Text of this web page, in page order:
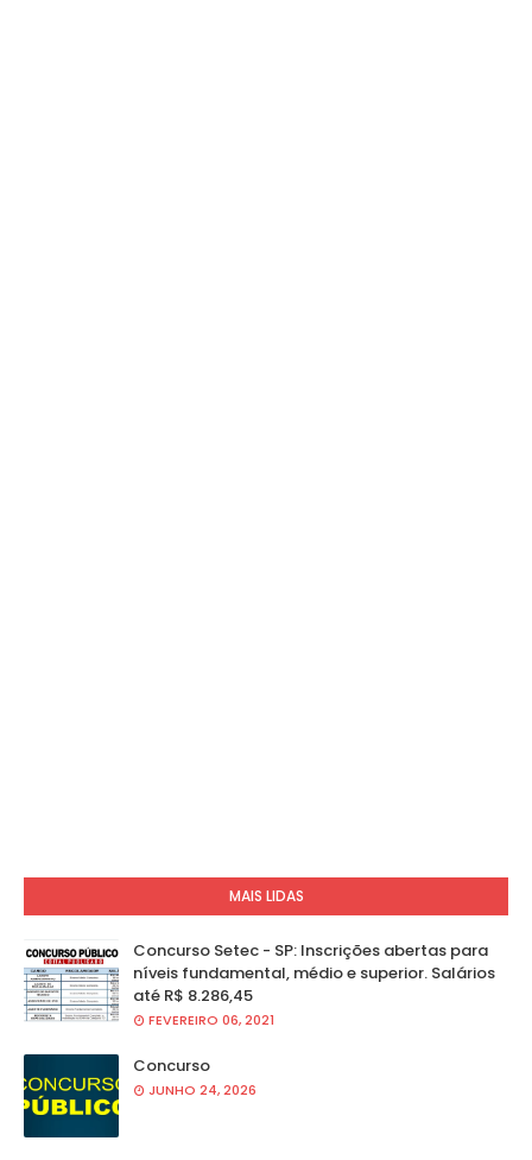
MAIS LIDAS
Concurso Setec - SP: Inscrições abertas para
níveis fundamental, médio e superior. Salários
até R$ 8.286,45
FEVEREIRO 06, 2021
Concurso
JUNHO 24, 2026